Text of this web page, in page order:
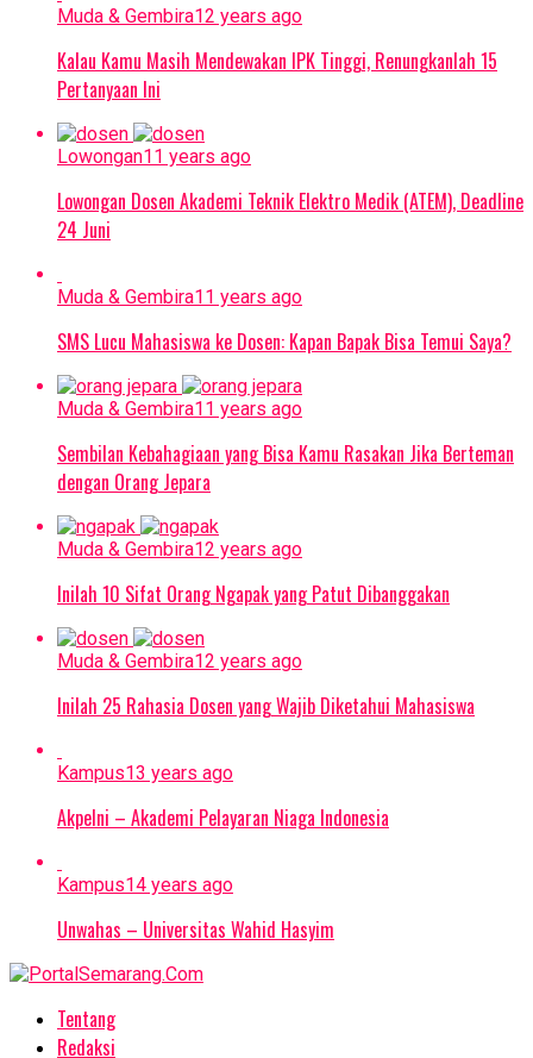
Muda & Gembira12 years ago
Kalau Kamu Masih Mendewakan IPK Tinggi, Renungkanlah 15
Pertanyaan Ini
Lowongan11 years ago
Lowongan Dosen Akademi Teknik Elektro Medik (ATEM), Deadline
24 Juni
Muda & Gembira11 years ago
SMS Lucu Mahasiswa ke Dosen: Kapan Bapak Bisa Temui Saya?
Muda & Gembira11 years ago
Sembilan Kebahagiaan yang Bisa Kamu Rasakan Jika Berteman
dengan Orang Jepara
Muda & Gembira12 years ago
Inilah 10 Sifat Orang Ngapak yang Patut Dibanggakan
Muda & Gembira12 years ago
Inilah 25 Rahasia Dosen yang Wajib Diketahui Mahasiswa
Kampus13 years ago
Akpelni – Akademi Pelayaran Niaga Indonesia
Kampus14 years ago
Unwahas – Universitas Wahid Hasyim
Tentang
Redaksi